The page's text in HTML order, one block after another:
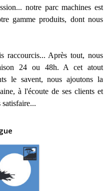
notre parc machines est
gamme produits, dont nous
raccourcis... Après tout, nous
24 ou 48h. A cet atout
le savent, nous ajoutons la
à l'écoute de ses clients et